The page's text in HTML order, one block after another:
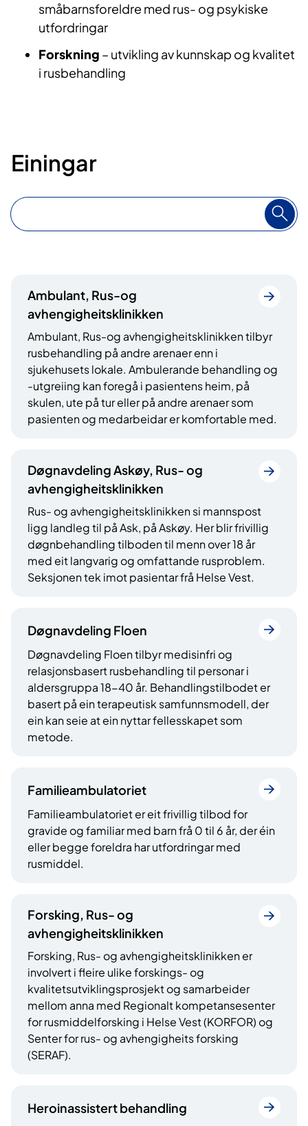
småbarnsforeldre med rus- og psykiske
utfordringar
Forskning – utvikling av kunnskap og kvalitet
i rusbehandling
Einingar
S
ø
Ambulant, Rus-og
avhengigheitsklinikken
Ambulant, Rus-og avhengigheitsklinikken tilbyr
rusbehandling på andre arenaer enn i
sjukehusets lokale. Ambulerande behandling og
-utgreiing kan foregå i pasientens heim, på
skulen, ute på tur eller på andre arenaer som
pasienten og medarbeidar er komfortable med.
Døgnavdeling Askøy, Rus- og
avhengigheitsklinikken
Rus- og avhengigheitsklinikken si mannspost
ligg landleg til på Ask, på Askøy. Her blir frivillig
døgnbehandling tilboden til menn over 18 år
med eit langvarig og omfattande rusproblem.
Seksjonen tek imot pasientar frå Helse Vest.
Døgnavdeling Floen
Døgnavdeling Floen tilbyr medisinfri og
relasjonsbasert rusbehandling til personar i
aldersgruppa 18-40 år. Behandlingstilbodet er
basert på ein terapeutisk samfunnsmodell, der
ein kan seie at ein nyttar fellesskapet som
metode.
Familieambulatoriet
Familieambulatoriet er eit frivillig tilbod for
gravide og familiar med barn frå 0 til 6 år, der éin
eller begge foreldra har utfordringar med
rusmiddel.
Forsking, Rus- og
avhengigheitsklinikken
Forsking, Rus- og avhengigheitsklinikken er
involvert i fleire ulike forskings- og
kvalitetsutviklingsprosjekt og samarbeider
mellom anna med Regionalt kompetansesenter
for rusmiddelforsking i Helse Vest (KORFOR) og
Senter for rus- og avhengigheits forsking
(SERAF).
Heroinassistert behandling